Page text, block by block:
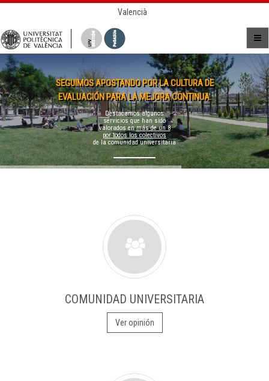
Valencià
SEGUIMOS APOSTANDO POR LA CULTURA DE
EVALUACIÓN PARA LA MEJORA CONTINUA.
Destacamos algunos
servicios que han sido
valorados enmás de un 8
por todos los colectivos
de la comunidad universitaria
COMUNIDAD UNIVERSITARIA
Ver opinión